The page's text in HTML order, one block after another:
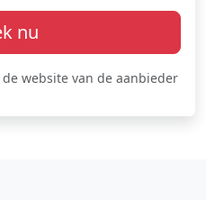
nu
website van de aanbieder